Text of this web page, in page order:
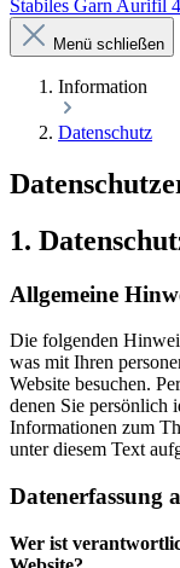
Stabiles Garn Aurifil
Menü schließen
Information
Datenschutz
1.
Allgemeine
Die folgenden
was mit Ihren
Website besuchen.
denen Sie persönlich
Informationen zum
unter diesem Text
Datenerfassung
Wer ist